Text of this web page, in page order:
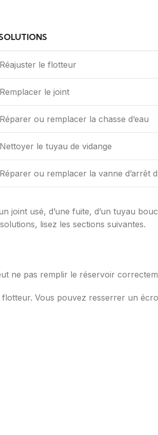
Réajuster le flotteur
Remplacer le joint
Réparer ou remplacer la chasse d’eau
Nettoyer le tuyau de vidange
Réparer ou remplacer la vanne d’arrêt
joint usé, d’une fuite, d’un tuyau
lisez les sections suivantes.
ne pas remplir le réservoir
flotteur. Vous pouvez resserrer un